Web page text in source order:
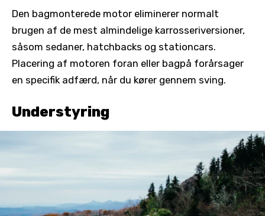
Den bagmonterede motor eliminerer normalt
brugen af de mest almindelige karrosseriversioner,
såsom sedaner, hatchbacks og stationcars.
Placering af motoren foran eller bagpå forårsager
en specifik adfærd, når du kører gennem sving.
Understyring